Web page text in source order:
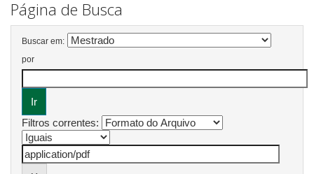
Página de Busca
Buscar em:
por
Filtros correntes: